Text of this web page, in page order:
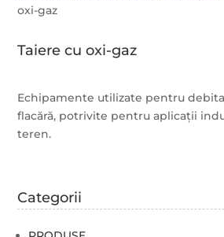
oxi-gaz
Taiere cu oxi-gaz
Echipamente utilizate pentru
flacără, potrivite pentru aplicații
teren.
Categorii